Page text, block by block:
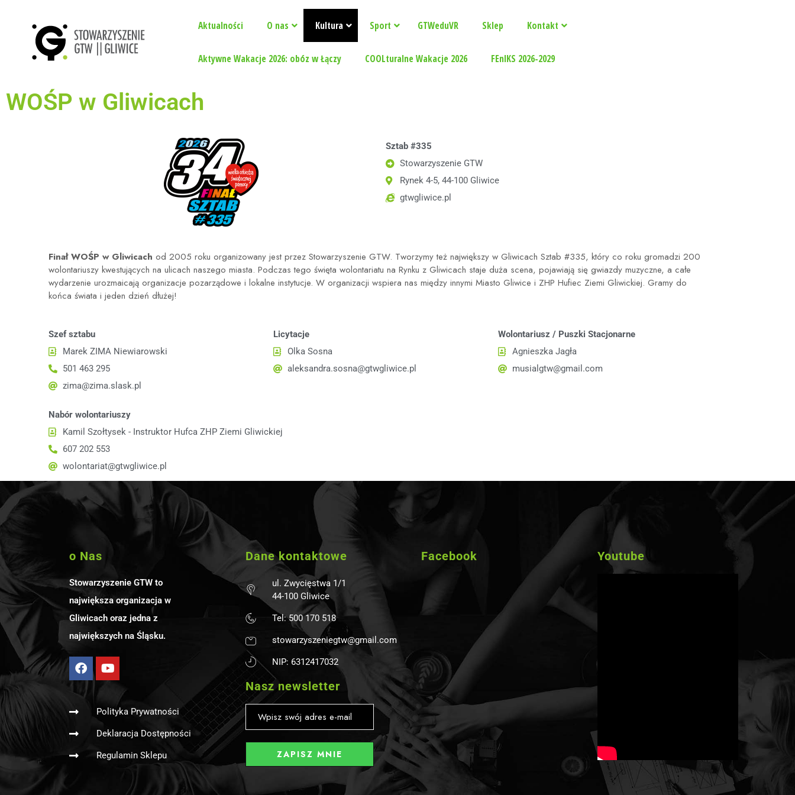
Aktualności O nas Kultura Sport GTWeduVR Sklep Kontakt
Aktywne Wakacje 2026: obóz w Łączy COOLturalne Wakacje 2026 FEnIKS 2026-2029
WOŚP w Gliwicach
Sztab #335
Stowarzyszenie GTW
Rynek 4-5, 44-100 Gliwice
gtwgliwice.pl
Finał WOŚP w Gliwicach od 2005 roku organizowany jest przez Stowarzyszenie GTW. Tworzymy też największy w Gliwicach Sztab #335, który co roku gromadzi 200
wolontariuszy kwestujących na ulicach naszego miasta. Podczas tego święta wolontariatu na Rynku z Gliwicach staje duża scena, pojawiają się gwiazdy muzyczne, a całe
wydarzenie urozmaicają organizacje pozarządowe i lokalne instytucje. W organizacji wspiera nas między innymi Miasto Gliwice i ZHP Hufiec Ziemi Gliwickiej. Gramy do
końca świata i jeden dzień dłużej!
Szef sztabu
Marek ZIMA Niewiarowski
501 463 295
zima@zima.slask.pl
Licytacje
Olka Sosna
aleksandra.sosna@gtwgliwice.pl
Wolontariusz / Puszki Stacjonarne
Agnieszka Jagła
musialgtw@gmail.com
Nabór wolontariuszy
Kamil Szołtysek - Instruktor Hufca ZHP Ziemi Gliwickiej
607 202 553
wolontariat@gtwgliwice.pl
o Nas
Stowarzyszenie GTW to
największa organizacja w
Gliwicach oraz jedna z
największych na Śląsku.
Polityka Prywatności
Deklaracja Dostępności
Regulamin Sklepu
Dane kontaktowe
ul. Zwycięstwa 1/1
44-100 Gliwice
Tel: 500 170 518
stowarzyszeniegtw@gmail.com
NIP: 6312417032
Nasz newsletter
Facebook Youtube